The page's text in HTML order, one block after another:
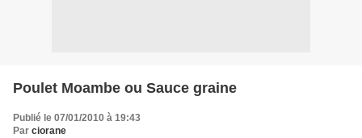
Poulet Moambe ou Sauce graine
Publié le 07/01/2010 à 19:43
Par ciorane